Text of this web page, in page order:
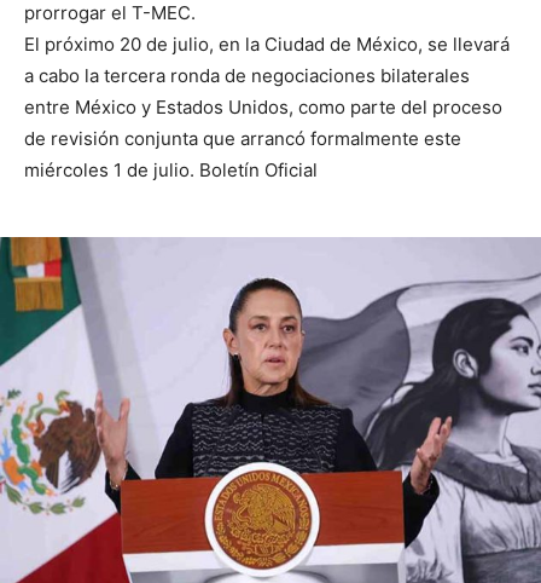
prorrogar el T-MEC.
El próximo 20 de julio, en la Ciudad de México, se llevará
a cabo la tercera ronda de negociaciones bilaterales
entre México y Estados Unidos, como parte del proceso
de revisión conjunta que arrancó formalmente este
miércoles 1 de julio. Boletín Oficial